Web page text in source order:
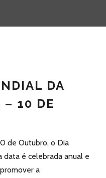
DA
– 10 DE
de Outubro, o Dia
data é celebrada anual e
a